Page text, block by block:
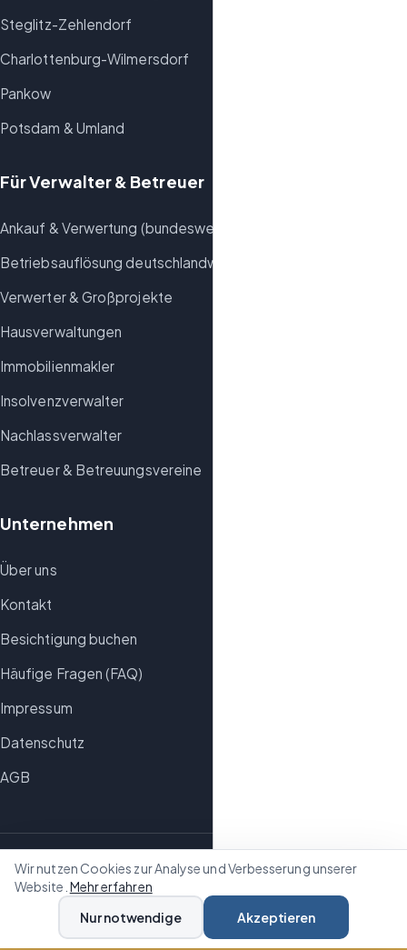
Steglitz-Zehlendorf
Charlottenburg-Wilmersdorf
Pankow
Potsdam & Umland
Für Verwalter & Betreuer
Ankauf & Verwertung (bundesweit)
Betriebsauflösung deutschlandweit
Verwerter & Großprojekte
Hausverwaltungen
Immobilienmakler
Insolvenzverwalter
Nachlassverwalter
Betreuer & Betreuungsvereine
Unternehmen
Über uns
Kontakt
Besichtigung buchen
Häufige Fragen (FAQ)
Impressum
Datenschutz
AGB
© 2026 Freiraum-Auflösungen GmbH. Alle Rechte
vorbehalten.
Amtsgericht Charlottenburg, HRB 275370 B
Wir nutzen Cookies zur Analyse und Verbesserung unserer
Website. Mehr erfahren
Nur notwendige
Akzeptieren